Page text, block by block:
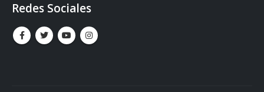
Redes Sociales